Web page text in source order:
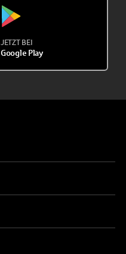
JETZT BEI
Google Play